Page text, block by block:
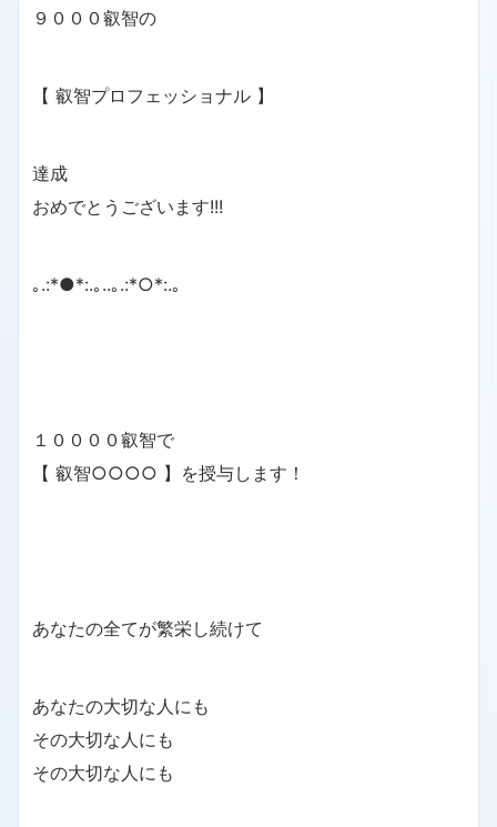
９０００叡智の
【 叡智プロフェッショナル 】
達成
おめでとうございます!!!
｡.:*●*:.｡..｡.:*○*:.｡
１００００叡智で
【 叡智○○○○ 】を授与します！
あなたの全てが繁栄し続けて
あなたの大切な人にも
その大切な人にも
その大切な人にも